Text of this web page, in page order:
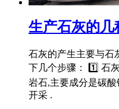
生产石灰的几
石灰的产生主要与石
下几个步骤： 1️⃣ 石
岩石,主要成分是碳
开采 .